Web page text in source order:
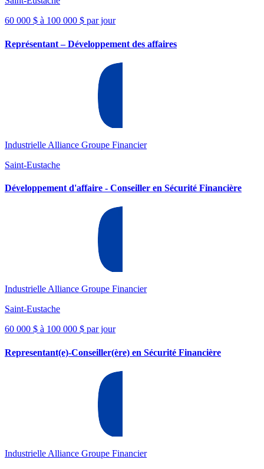
60 000 $ à 100 000 $ par jour
Représentant – Développement des affaires
Industrielle Alliance Groupe Financier
Saint-Eustache
Développement d'affaire - Conseiller en Sécurité Financière
Industrielle Alliance Groupe Financier
Saint-Eustache
60 000 $ à 100 000 $ par jour
Representant(e)-Conseiller(ère) en Sécurité Financière
Industrielle Alliance Groupe Financier